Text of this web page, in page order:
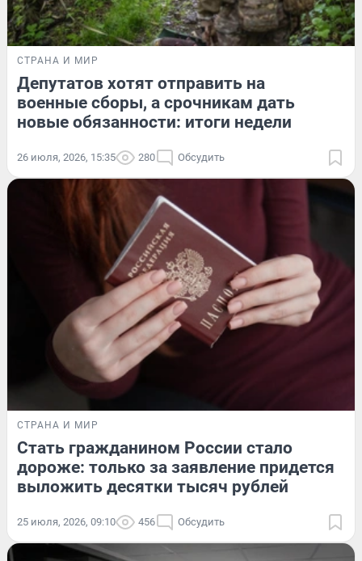
СТРАНА И МИР
Депутатов хотят отправить на
военные сборы, а срочникам дать
новые обязанности: итоги недели
26 июля, 2026, 15:35 280 Обсудить
СТРАНА И МИР
Стать гражданином России стало
дороже: только за заявление придется
выложить десятки тысяч рублей
25 июля, 2026, 09:10 456 Обсудить